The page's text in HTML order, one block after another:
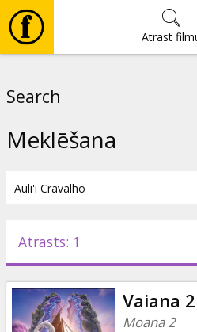
Atrast
Pasākumi
Ziņas
Search
Meklēšana
Atrasts: 1
Vaiana 2
Moana 2